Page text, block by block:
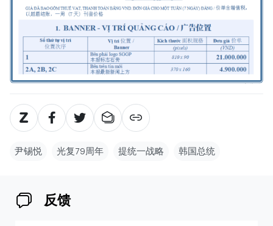
尹锡悦 光复79周年 提统一战略 韩国总统
反馈